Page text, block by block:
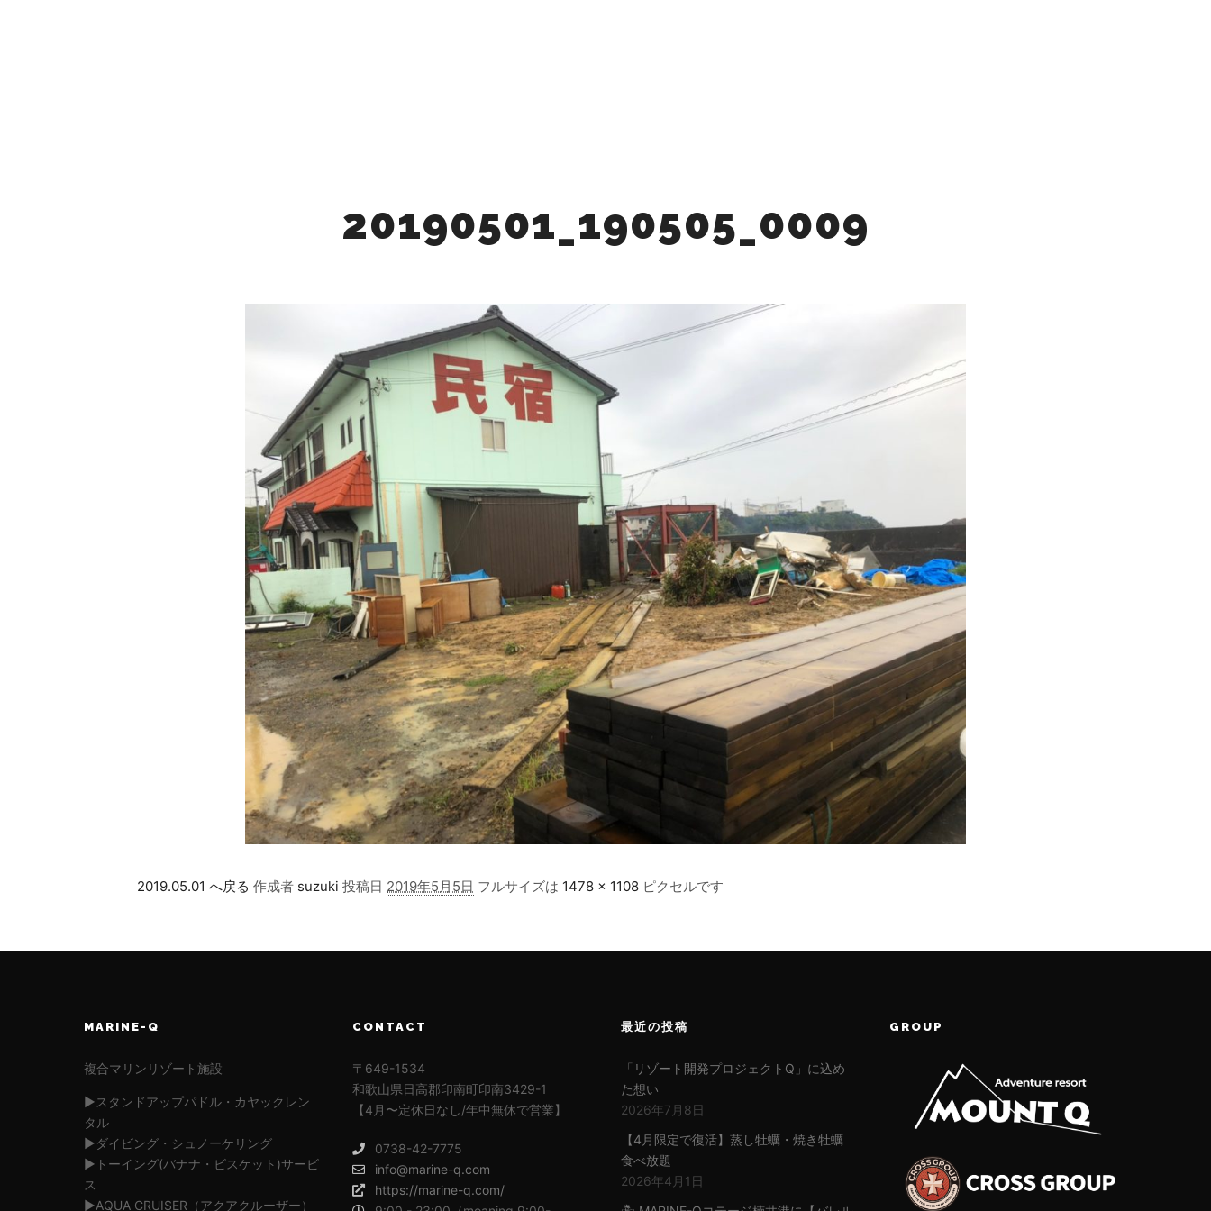
20190501_190505_0009
2019.05.01 へ戻る 作成者 suzuki 投稿日 2019年5月5日 フルサイズは 1478 × 1108 ピクセルです
MARINE-Q
複合マリンリゾート施設
▶︎スタンドアップパドル・カヤックレン
タル
▶︎ダイビング・シュノーケリング
▶︎トーイング(バナナ・ビスケット)サービ
ス
▶︎AQUA CRUISER（アクアクルーザー）
CONTACT
〒649-1534
和歌山県日高郡印南町印南3429-1
【4月〜定休日なし/年中無休で営業】
0738-42-7775
info@marine-q.com
https://marine-q.com/
最近の投稿
「リゾート開発プロジェクトQ」に込め
た想い
2026年7月8日
【4月限定で復活】蒸し牡蠣・焼き牡蠣
食べ放題
2026年4月1日
GROUP